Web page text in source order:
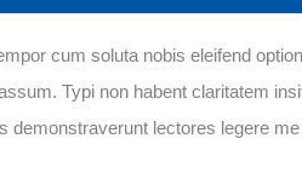
cum soluta nobis eleifend
Typi non habent claritatem
demonstraverunt lectores legere